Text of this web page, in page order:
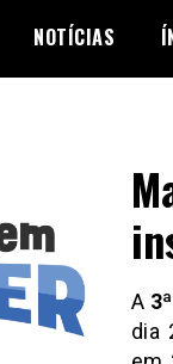
NOTÍCIAS
A
dia